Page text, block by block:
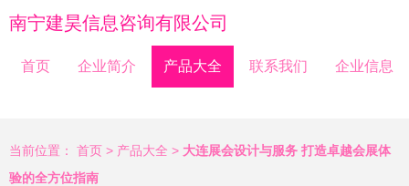
南宁建昊信息咨询有限公司
首页 企业简介 产品大全 联系我们 企业信息
当前位置： 首页 > 产品大全 > 大连展会设计与服务 打造卓越会展体
验的全方位指南